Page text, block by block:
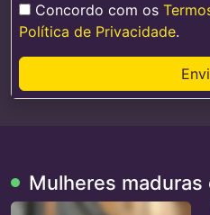
Concordo com os
Política de Privacidade.
Mulheres maduras